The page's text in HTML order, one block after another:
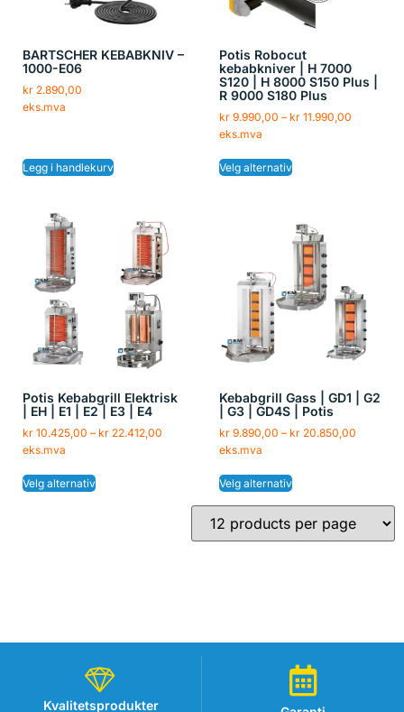
BARTSCHER KEBABKNIV –
1000-E06
kr 2.890,00
eks.mva
Legg i handlekurv
Potis Robocut
kebabkniver | H 7000
S120 | H 8000 S150 Plus |
R 9000 S180 Plus
kr9.990,00 – kr11.990,00
eks.mva
Velg alternativ
Potis Kebabgrill Elektrisk
| EH | E1 | E2 | E3 | E4
kr 10.425,00 – kr 22.412,00
eks.mva
Velg alternativ
Kebabgrill Gass | GD1 | G2
| G3 | GD4S | Potis
kr9.890,00 – kr20.850,00
eks.mva
Velg alternativ
Kvalitetsprodukter